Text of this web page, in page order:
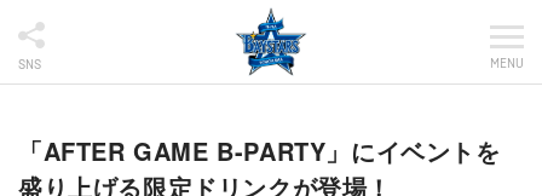
SNS MENU
「AFTER GAME B-PARTY」にイベントを
盛り上げる限定ドリンクが登場！